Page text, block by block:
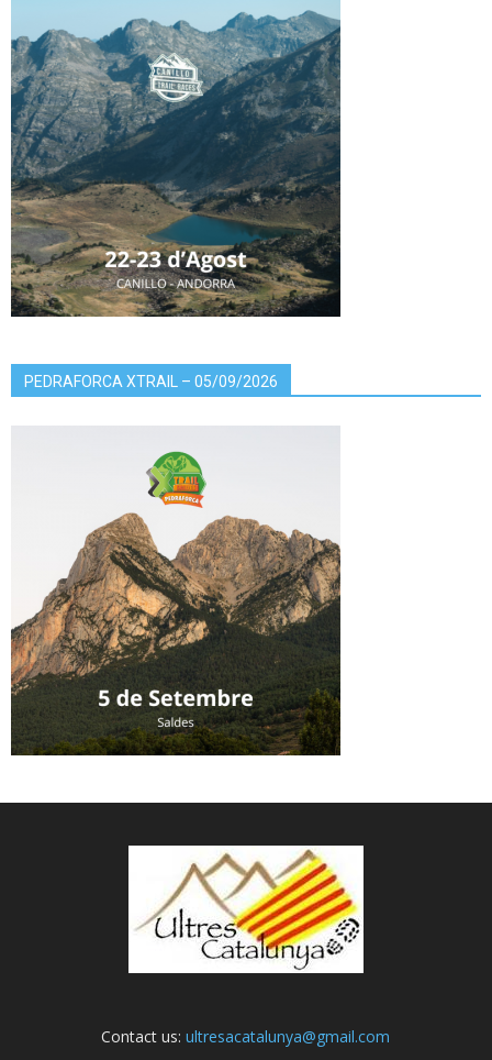
PEDRAFORCA XTRAIL – 05/09/2026
Contact us:ultresacatalunya@gmail.com